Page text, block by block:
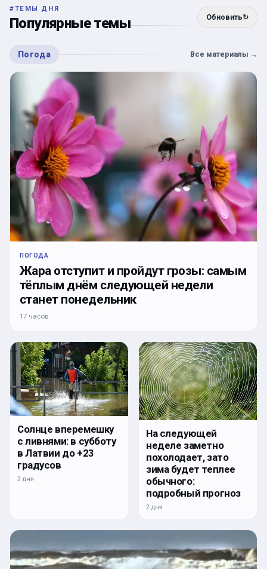
#ТЕМЫ ДНЯ
Популярные темы Обновить↻
Погода Все материалы →
ПОГОДА
Жара отступит и пройдут грозы: самым
тёплым днём следующей недели
станет понедельник
17 часов
Солнце вперемешку
с ливнями: в субботу
в Латвии до +23
градусов
2 дня
На следующей
неделе заметно
похолодает, зато
зима будет теплее
обычного:
подробный прогноз
2 дня